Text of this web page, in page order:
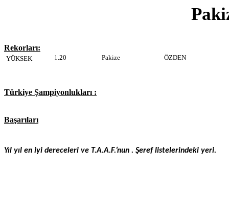
Rekorları:
YÜKSEK 1.20 Pakize ÖZDEN
Türkiye Şampiyonlukları :
Başarıları
Yıl yıl en iyi dereceleri ve T.A.A.F.’nun . Şeref listelerindeki yeri.